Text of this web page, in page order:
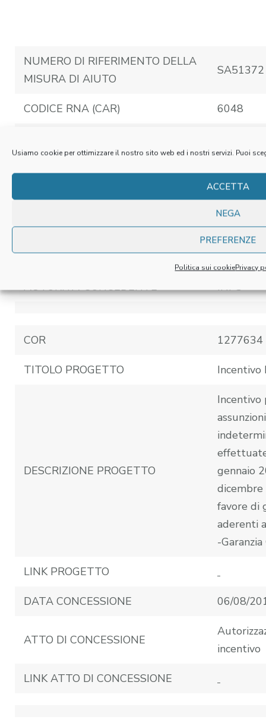
Usiamo cookie per ottimizzare il nostro sito web ed i nostri servizi. Puoi
ACCETTA
NEGA
PREFERENZE
Politica sui cookiePrivacy
NUMERO DI RIFERIMENTO DELLA
MISURA DI AIUTO
SA51372
CODICE RNA (CAR) 6048
Decreto
che
AUTORITA’ CONCEDENTE INPS
COR 1277634
TITOLO PROGETTO Incentivo
DESCRIZIONE PROGETTO
Incentivo
gennaio
favore di
aderenti
-
LINK PROGETTO
DATA CONCESSIONE 06/08/
ATTO DI CONCESSIONE
incentivo
LINK ATTO DI CONCESSIONE